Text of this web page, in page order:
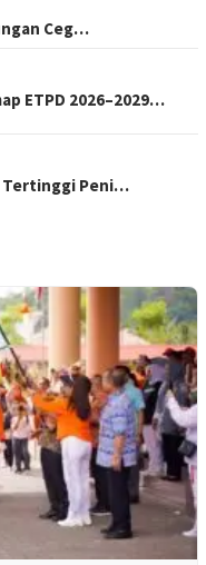
Ceg…
ETPD 2026–2029…
Tertinggi Peni…